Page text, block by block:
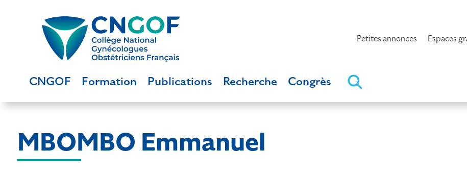
Petites annonces Espaces
CNGOF Formation Publications Recherche Congrès
MBOMBO Emmanuel